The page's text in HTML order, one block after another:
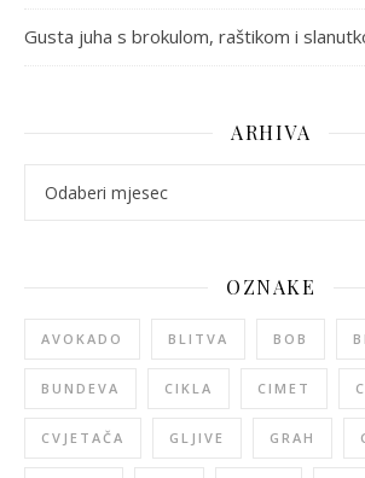
Gusta juha s brokulom, raštikom i
ARHIVA
OZNAKE
AVOKADO BLITVA BOB
BUNDEVA CIKLA CIMET
CVJETAČA GLJIVE GRAH